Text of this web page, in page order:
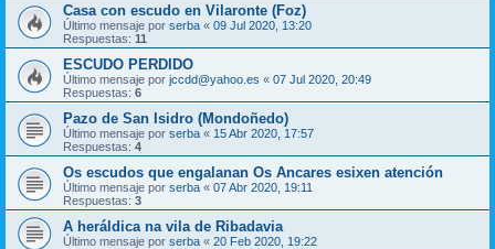
Casa con escudo en Vilaronte (Foz)
Último mensaje por serba « 09 Jul 2020, 13:20
Respuestas: 11
ESCUDO PERDIDO
Último mensaje por jccdd@yahoo.es « 07 Jul 2020, 20:49
Respuestas: 6
Pazo de San Isidro (Mondoñedo)
Último mensaje por serba « 15 Abr 2020, 17:57
Respuestas: 4
Os escudos que engalanan Os Ancares esixen atención
Último mensaje por serba « 07 Abr 2020, 19:11
Respuestas: 3
A heráldica na vila de Ribadavia
Último mensaje por serba « 20 Feb 2020, 19:22